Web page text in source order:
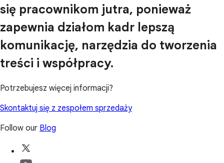
się pracownikom jutra, ponieważ
zapewnia działom kadr lepszą
komunikację, narzędzia do tworzenia
treści i współpracy.
Potrzebujesz więcej informacji?
Skontaktuj się z zespołem sprzedaży
Follow our Blog